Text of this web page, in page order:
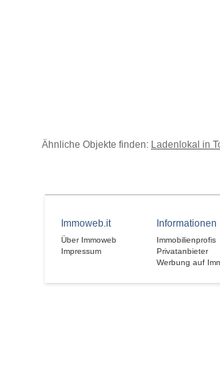
Ähnliche Objekte finden: Ladenlokal in
Immoweb.it
Über Immoweb
Impressum
Informationen
Immobilienprofis
Privatanbieter
Werbung auf